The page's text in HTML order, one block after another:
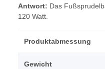
Antwort: Das
120 Watt.
Produktabmessung
Gewicht